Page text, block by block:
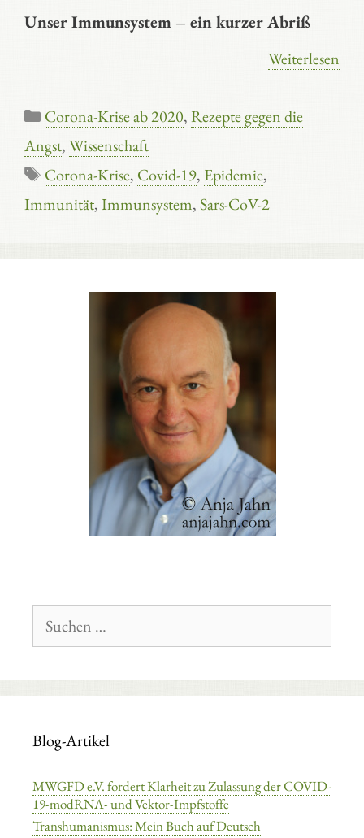
Unser Immunsystem – ein kurzer Abriß
Weiterlesen
Kategorien
Corona-Krise ab 2020,Rezepte gegen die
Angst,Wissenschaft
Schlagwörter
Corona-Krise, Covid-19, Epidemie,
Immunität,Immunsystem,Sars-CoV-2
nach:
Blog-Artikel
MWGFD e.V. fordert Klarheit zu Zulassung der COVID-
19-modRNA- und Vektor-Impfstoffe
Transhumanismus: Mein Buch auf Deutsch